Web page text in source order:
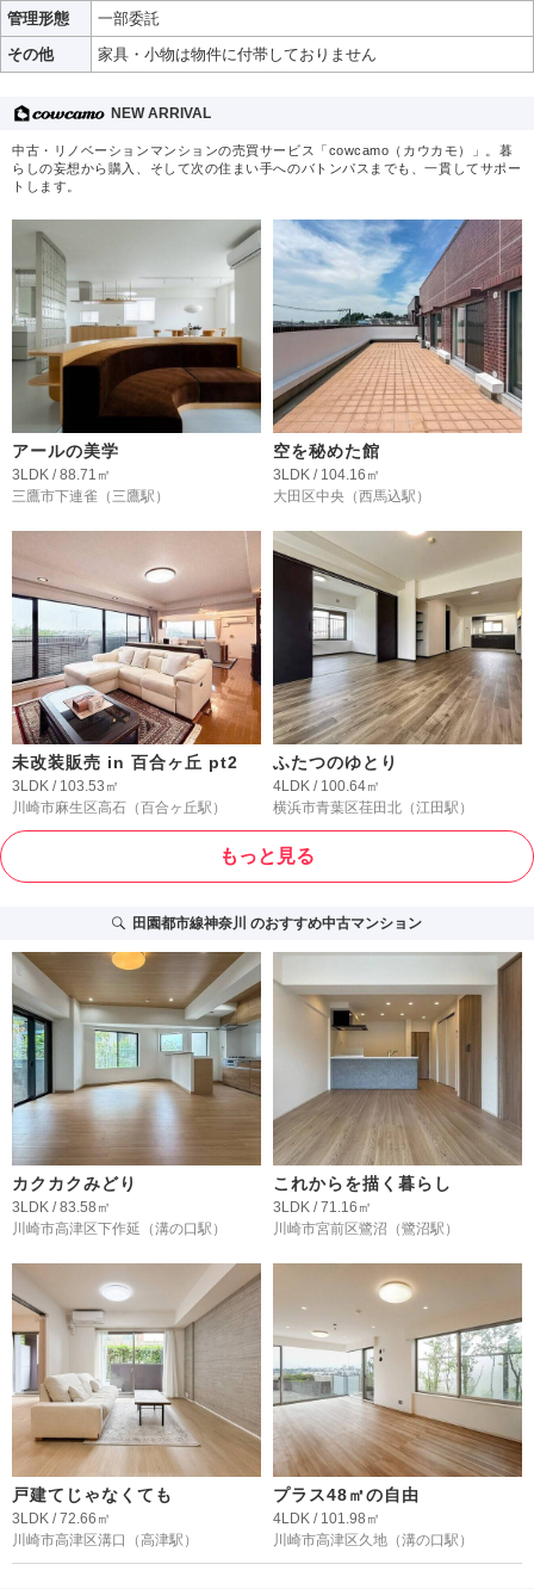
管理形態
一部委託
その他
家具・小物は物件に付帯しておりません
NEW ARRIVAL
中古・リノベーションマンションの売買サービス「cowcamo（カウカモ）」。暮
らしの妄想から購入、そして次の住まい手へのバトンパスまでも、一貫してサポー
トします。
アールの美学
3LDK / 88.71㎡
三鷹市下連雀 （三鷹駅）
空を秘めた館
3LDK / 104.16㎡
大田区中央 （西馬込駅）
未改装販売 in 百合ヶ丘 pt2
3LDK / 103.53㎡
川崎市麻生区高石 （百合ヶ丘駅）
ふたつのゆとり
4LDK / 100.64㎡
横浜市青葉区荏田北 （江田駅）
もっと見る
田園都市線神奈川 のおすすめ中古マンション
カクカクみどり
3LDK / 83.58㎡
川崎市高津区下作延 （溝の口駅）
これからを描く暮らし
3LDK / 71.16㎡
川崎市宮前区鷺沼 （鷺沼駅）
戸建てじゃなくても
3LDK / 72.66㎡
川崎市高津区溝口
（高津駅）
プラス48㎡の自由
4LDK / 101.98㎡
川崎市高津区久地 （溝の口駅）